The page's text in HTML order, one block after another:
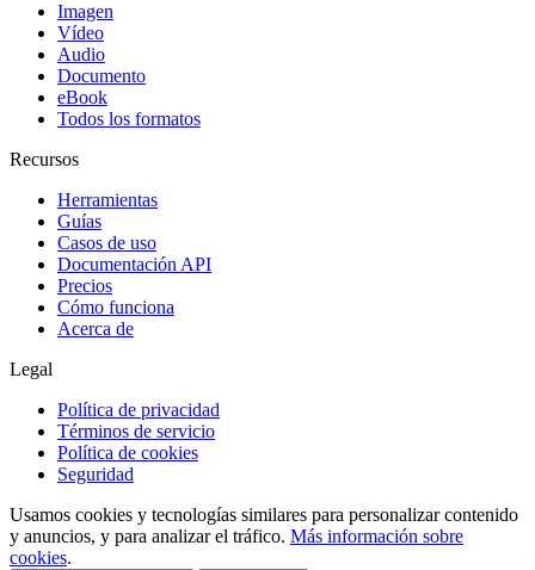
Imagen
Vídeo
Audio
Documento
eBook
Todos los formatos
Recursos
Herramientas
Guías
Casos de uso
Documentación API
Precios
Cómo funciona
Acerca de
Legal
Política de privacidad
Términos de servicio
Política de cookies
Seguridad
Usamos cookies y tecnologías similares para personalizar contenido
y anuncios, y para analizar el tráfico. Más información sobre
cookies.